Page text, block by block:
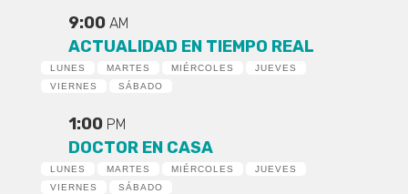
9:00 AM
ACTUALIDAD EN TIEMPO REAL
LUNES MARTES MIÉRCOLES
JUEVES
VIERNES
SÁBADO
1:00 PM
DOCTOR EN CASA
LUNES MARTES MIÉRCOLES
JUEVES
VIERNES
SÁBADO